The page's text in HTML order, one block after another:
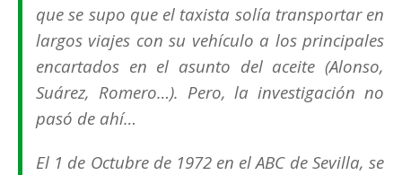
que se supo que el taxista solía transportar en
largos viajes con su vehículo a los principales
encartados en el asunto del aceite (Alonso,
Suárez, Romero…). Pero, la investigación no
pasó de ahí…
El 1 de Octubre de 1972 en el ABC de Sevilla, se